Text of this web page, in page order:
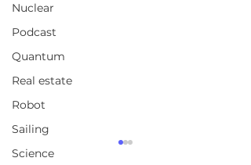
Nuclear
Podcast
Quantum
Real estate
Robot
Sailing
ScienceVICTOIRE POUR LE